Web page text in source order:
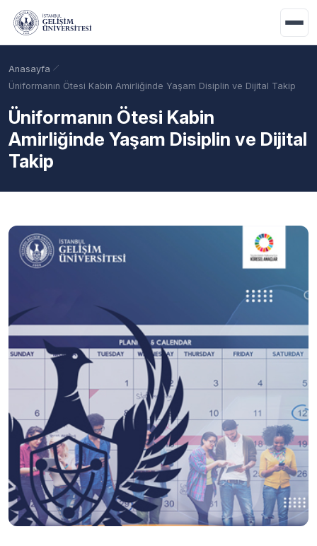
Ana içeriğe geç
Akademik Takvim Taban Puanlar
Anasayfa
Üniformanın Ötesi Kabin Amirliğinde Yaşam Disiplin ve Dijital Takip
Üniformanın Ötesi Kabin
Amirliğinde Yaşam Disiplin ve Dijital
Takip